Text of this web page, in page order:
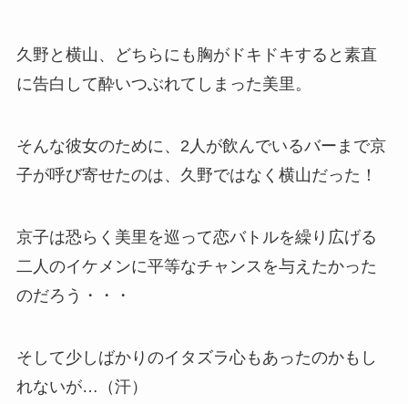
久野と横山、どちらにも胸がドキドキすると素直
に告白して酔いつぶれてしまった美里。
そんな彼女のために、2人が飲んでいるバーまで京
子が呼び寄せたのは、久野ではなく横山だった！
京子は恐らく美里を巡って恋バトルを繰り広げる
二人のイケメンに平等なチャンスを与えたかった
のだろう・・・
そして少しばかりのイタズラ心もあったのかもし
れないが…（汗）